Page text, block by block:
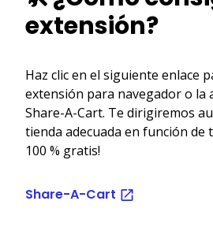
extensión?
Haz clic en el siguiente enlace
extensión para navegador o la
Share-A-Cart. Te dirigiremos
tienda adecuada en función de
100 % gratis!
Share-A-Cart